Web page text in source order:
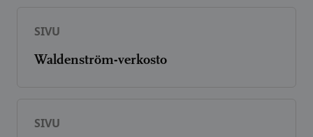
SIVU
Waldenström-verkosto
SIVU